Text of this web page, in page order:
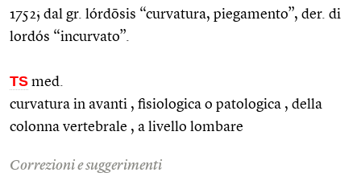
1752; dal gr. lórdōsis “curvatura, piegamento”, der. di
lordós “incurvato”.
TS med.
curvatura in avanti , fisiologica o patologica , della
colonna vertebrale , a livello lombare
Correzioni e suggerimenti